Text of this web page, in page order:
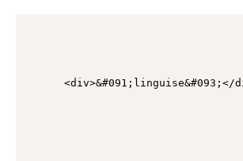
<div>&#091;linguise&#093;</